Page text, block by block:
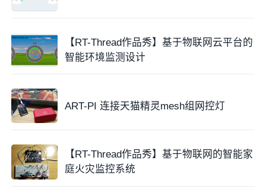
【RT-Thread作品秀】基于物联网云平台的
智能环境监测设计
ART-PI 连接天猫精灵mesh组网控灯
【RT-Thread作品秀】基于物联网的智能家
庭火灾监控系统